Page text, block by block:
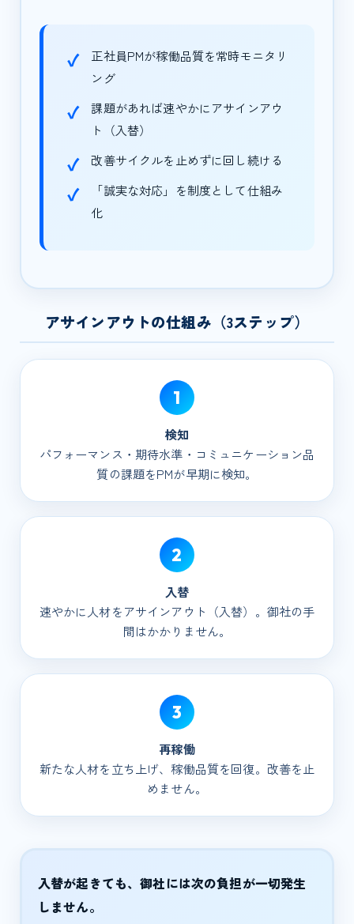
正社員PMが稼働品質を常時モニタリ
ング
課題があれば速やかにアサインアウ
ト（入替）
改善サイクルを止めずに回し続ける
「誠実な対応」を制度として仕組み
化
アサインアウトの仕組み（3ステップ）
1
検知
パフォーマンス・期待水準・コミュニケーション品
質の課題をPMが早期に検知。
2
入替
速やかに人材をアサインアウト（入替）。御社の手
間はかかりません。
3
再稼働
新たな人材を立ち上げ、稼働品質を回復。改善を止
めません。
入替が起きても、御社には次の負担が一切発生
しません。